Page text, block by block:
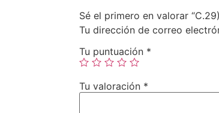
Sé el primero en valorar
Tu dirección de correo
Tu puntuación *
Tu valoración *